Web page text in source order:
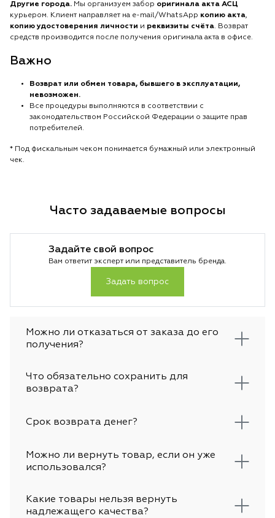
Другие города. Мы организуем забор оригинала акта АСЦ
курьером. Клиент направляет на e-mail/WhatsApp копию акта,
копию удостоверения личности и реквизиты счёта. Возврат
средств производится после получения оригинала акта в офисе.
Важно
Возврат или обмен товара, бывшего в эксплуатации,
невозможен.
Все процедуры выполняются в соответствии с
законодательством Российской Федерации о защите прав
потребителей.
* Под фискальным чеком понимается бумажный или электронный
чек.
Часто задаваемые вопросы
Задайте свой вопрос
Вам ответит эксперт или представитель бренда.
Задать вопрос
Можно ли отказаться от заказа до его
получения?
Что обязательно сохранить для
возврата?
Срок возврата денег?
Можно ли вернуть товар, если он уже
использовался?
Какие товары нельзя вернуть
надлежащего качества?